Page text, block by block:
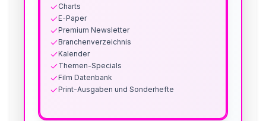
Charts
E-Paper
Premium Newsletter
Branchenverzeichnis
Kalender
Themen-Specials
Film Datenbank
Print-Ausgaben und Sonderhefte